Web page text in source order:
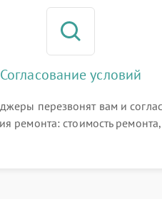
на сайте
Согласование условий
перезвонят вам и
ремонта: стоимость